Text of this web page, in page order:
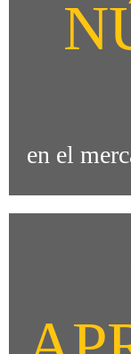
en el